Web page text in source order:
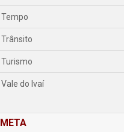
Tempo
Trânsito
Turismo
Vale do Ivaí
META